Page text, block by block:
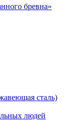
бревна»
сталь)
людей